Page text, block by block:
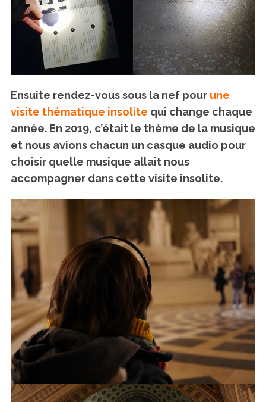
Ensuite rendez-vous sous la nef pour une
visite thématique insolite qui change chaque
année. En 2019, c’était le thème de la musique
et nous avions chacun un casque audio pour
choisir quelle musique allait nous
accompagner dans cette visite insolite.